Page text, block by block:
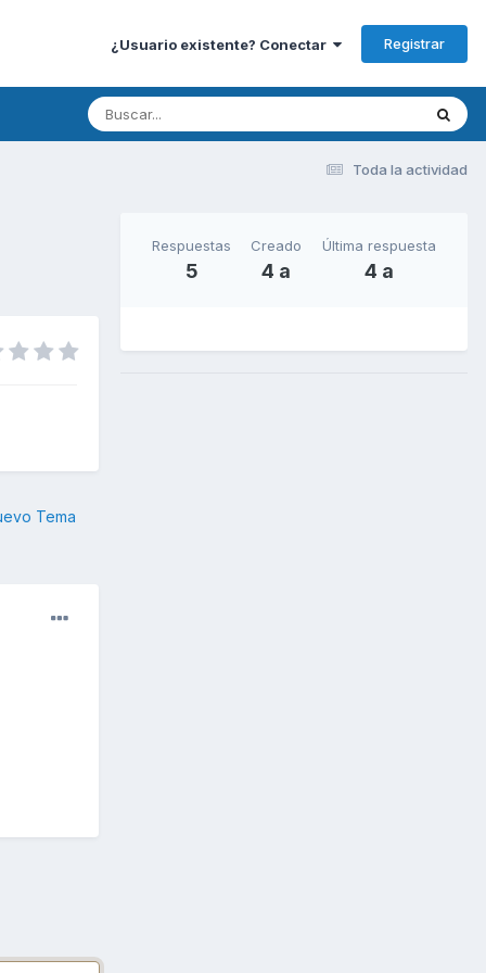
¿Usuario existente? Conectar Registrar
Toda la actividad
Tema
Respuestas
5
Creado
4 a
Última respuesta
4 a